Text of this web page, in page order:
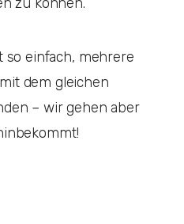
so einfach, mehrere
dem gleichen
– wir gehen aber